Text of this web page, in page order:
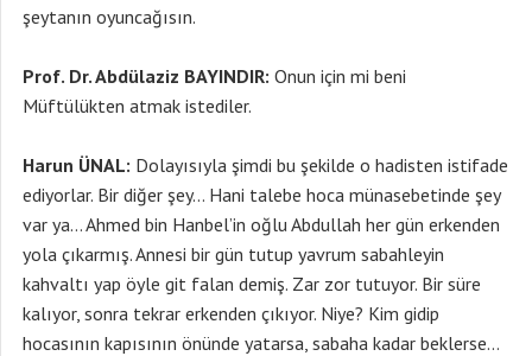
şeytanın oyuncağısın.
Prof. Dr. Abdülaziz BAYINDIR: Onun için mi beni
Müftülükten atmak istediler.
Harun ÜNAL: Dolayısıyla şimdi bu şekilde o hadisten istifade
ediyorlar. Bir diğer şey… Hani talebe hoca münasebetinde şey
var ya… Ahmed bin Hanbel’in oğlu Abdullah her gün erkenden
yola çıkarmış. Annesi bir gün tutup yavrum sabahleyin
kahvaltı yap öyle git falan demiş. Zar zor tutuyor. Bir süre
kalıyor, sonra tekrar erkenden çıkıyor. Niye? Kim gidip
hocasının kapısının önünde yatarsa, sabaha kadar beklerse…